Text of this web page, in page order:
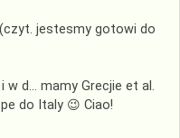
jestesmy gotowi do
w d… mamy Grecjie et al.
do Italy 😉 Ciao!